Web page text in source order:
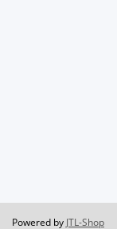
Powered by JTL-Shop